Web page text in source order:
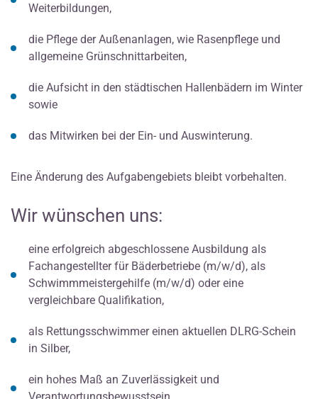
Weiterbildungen,
die Pflege der Außenanlagen, wie Rasenpflege und
allgemeine Grünschnittarbeiten,
die Aufsicht in den städtischen Hallenbädern im Winter
sowie
das Mitwirken bei der Ein- und Auswinterung.
Eine Änderung des Aufgabengebiets bleibt vorbehalten.
Wir wünschen uns:
eine erfolgreich abgeschlossene Ausbildung als
Fachangestellter für Bäderbetriebe (m/w/d), als
Schwimmmeistergehilfe (m/w/d) oder eine
vergleichbare Qualifikation,
als Rettungsschwimmer einen aktuellen DLRG-Schein
in Silber,
ein hohes Maß an Zuverlässigkeit und